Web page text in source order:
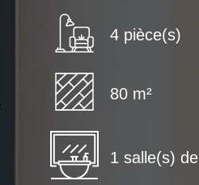
4 pièce(s)
80 m²
1 salle(s)